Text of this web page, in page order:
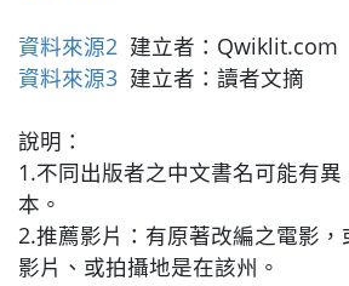
資料來源2 建立者：
資料來源3 建立者：讀者
說明：
1.不同出版者之中文書名可能有
本。
2.推薦影片：有原著改編之電影
影片、或拍攝地是在該州。